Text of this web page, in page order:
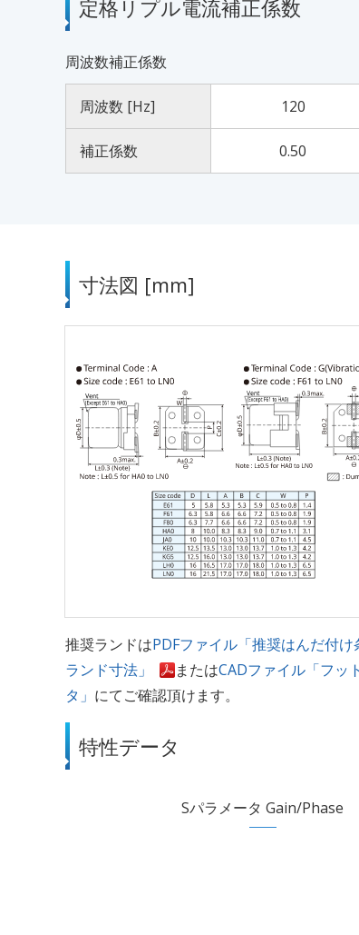
定格リプル電流補正係数
周波数補正係数
周波数 [Hz] 120
補正係数 0.50
寸法図 [mm]
推奨ランドはPDFファイル「推奨はんだ付
ランド寸法」
またはCADファイル「フッ
タ」 にてご確認頂けます。
特性データ
Sパラメータ Gain/Phase